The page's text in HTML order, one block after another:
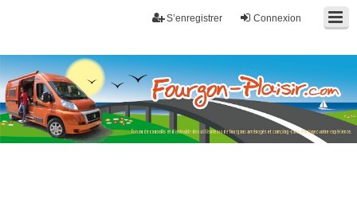
Connexion
S’enregistrer
Fourgon-plaisir.com
Forum de conseils et d'entraide des utilisateurs de fourgons, fourgons
aménagés, vans et de camping-car. Partagez votre expérience.